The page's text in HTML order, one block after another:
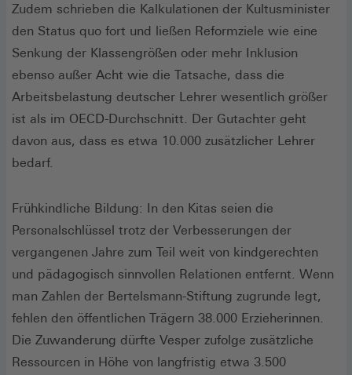
Zudem schrieben die Kalkulationen der Kultusminister
den Status quo fort und ließen Reformziele wie eine
Senkung der Klassengrößen oder mehr Inklusion
ebenso außer Acht wie die Tatsache, dass die
Arbeitsbelastung deutscher Lehrer wesentlich größer
ist als im OECD-Durchschnitt. Der Gutachter geht
davon aus, dass es etwa 10.000 zusätzlicher Lehrer
bedarf.
Frühkindliche Bildung: In den Kitas seien die
Personalschlüssel trotz der Verbesserungen der
vergangenen Jahre zum Teil weit von kindgerechten
und pädagogisch sinnvollen Relationen entfernt. Wenn
man Zahlen der Bertelsmann-Stiftung zugrunde legt,
fehlen den öffentlichen Trägern 38.000 Erzieherinnen.
Die Zuwanderung dürfte Vesper zufolge zusätzliche
Ressourcen in Höhe von langfristig etwa 3.500